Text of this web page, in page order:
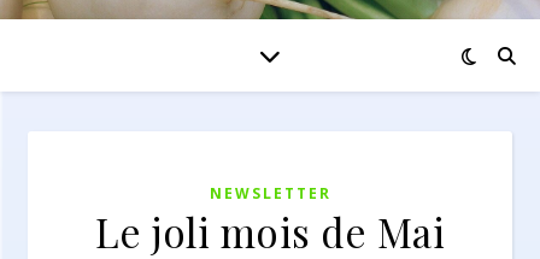
NEWSLETTER
Le joli mois de Mai